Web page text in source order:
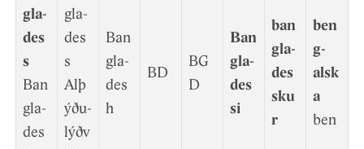
gla­
des
s
Ban
gla­
des
gla­
des
s
Alþ
ýðu­
lýðv
Ban
gla­
des
h
BD
BG
D
Ban
gla­
des
si
ban
gla­
des
sku
r
ben
g­
alsk
a
ben